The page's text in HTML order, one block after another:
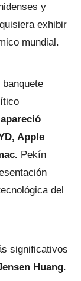
y
exhibir
mundial.
Apple
Pekín
del
significativos
Huang.